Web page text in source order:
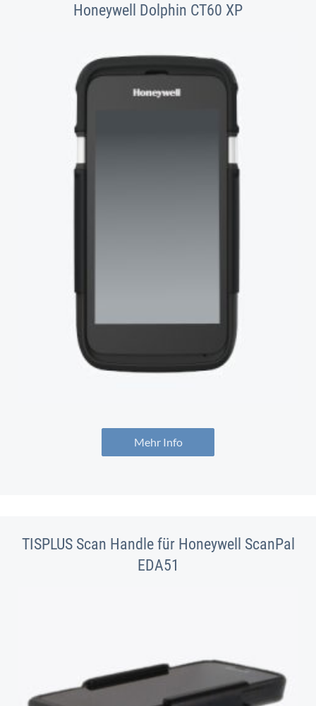
Honeywell Dolphin CT60 XP
Mehr Info
TISPLUS Scan Handle für Honeywell ScanPal
EDA51